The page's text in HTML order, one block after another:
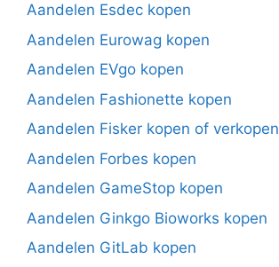
Aandelen Esdec kopen
Aandelen Eurowag kopen
Aandelen EVgo kopen
Aandelen Fashionette kopen
Aandelen Fisker kopen of verkopen
Aandelen Forbes kopen
Aandelen GameStop kopen
Aandelen Ginkgo Bioworks kopen
Aandelen GitLab kopen